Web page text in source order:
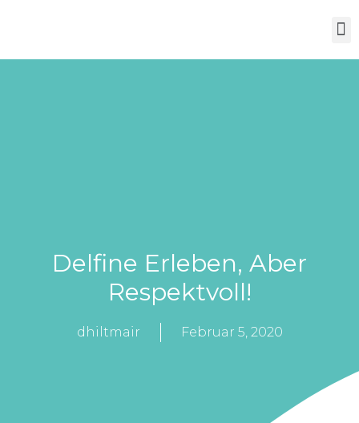
Delfine Erleben, Aber
Respektvoll!
dhiltmair Februar 5, 2020